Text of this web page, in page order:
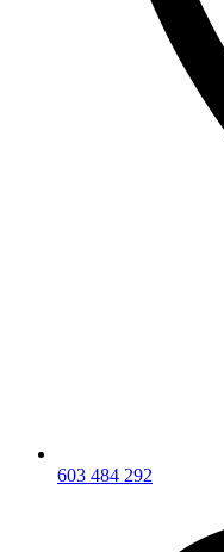
603 484 292